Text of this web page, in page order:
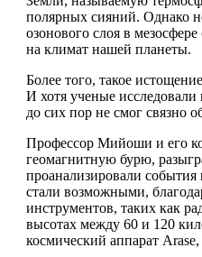
полярных сияний. Однако
озонового слоя в
на климат нашей планеты.
Более того, такое
И хотя ученые
до сих пор не смог связно
Профессор Мийоши и его
геомагнитную бурю,
проанализировали
стали возможными,
инструментов, таких как
высотах между 60 и 120
космический аппарат